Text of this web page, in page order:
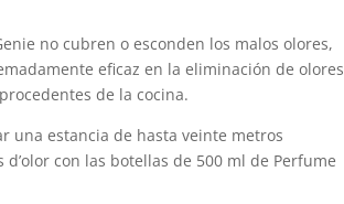
no cubren o esconden los malos olores,
eficaz en la eliminación de olores
de la cocina.
una estancia de hasta veinte metros
con las botellas de 500 ml de Perfume